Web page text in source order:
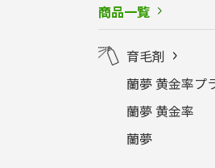
商品一覧
育毛剤
蘭夢 黄金率プ
蘭夢 黄金率
蘭夢